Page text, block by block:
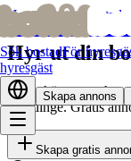
bofrid
Sök bostadFör
hyresgäst
Skapa annons
Hem/ Hyr ut bostad
Hyr ut din
Hitta skötsamma
Huddinge. Gratis
Skapa gratis